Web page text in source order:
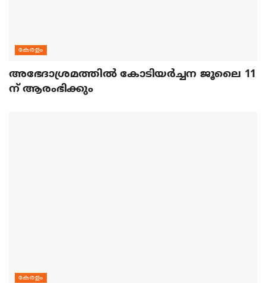
കേരളം
അഭേദാശ്രമത്തില്‍ കോടിയര്‍ച്ചന ജൂലൈ 11
ന് ആരംഭിക്കും
കേരളം